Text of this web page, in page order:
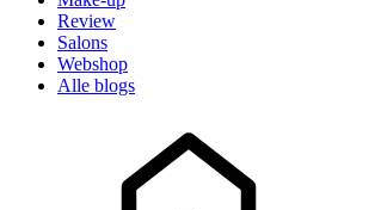
Review
Salons
Webshop
Alle blogs